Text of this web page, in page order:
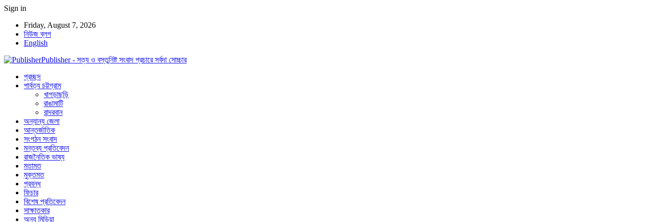
Sign in
Friday, August 7, 2026
নিউজ ব্লগ
English
Publisher - সত্য ও বস্তুনিষ্ট সংবাদ প্রচারে সর্বদা সোচ্চার
প্রচ্ছদ
পার্বত্য চট্টগ্রাম
খাগড়াছড়ি
রাঙামাটি
বান্দরবান
অন্যান্য জেলা
আন্তর্জাতিক
সংগঠন সংবাদ
মন্তব্য প্রতিবেদন
রাজনৈতিক ভাষ্য
মতামত
মুক্তমত
প্রবন্ধ
ফিচার
বিশেষ প্রতিবেদন
সাক্ষাতকার
অন্য মিডিয়া